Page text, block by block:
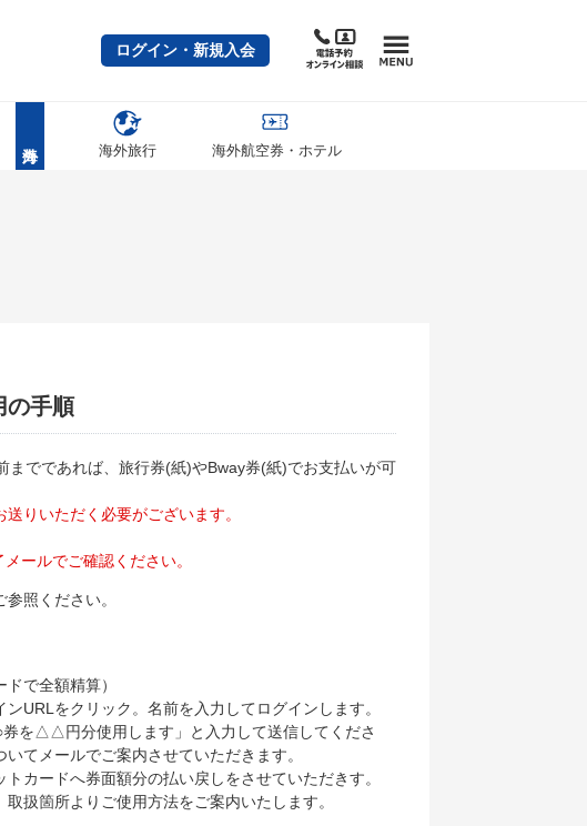
ログイン・新規入会
海外旅行 海外航空券・ホテル
の手順
までであれば、旅行券(紙)やBway券(紙)でお支払いが可
りいただく必要がございます。
ールでご確認ください。
参照ください。
で全額精算）
URLをクリック。 名前を入力してログインします。
を△△円分使用します」と入力して送信してくださ
てメールでご案内させていただきます。
カードへ券面額分の払い戻しをさせていただきす。
扱箇所よりご使用方法をご案内いたします。